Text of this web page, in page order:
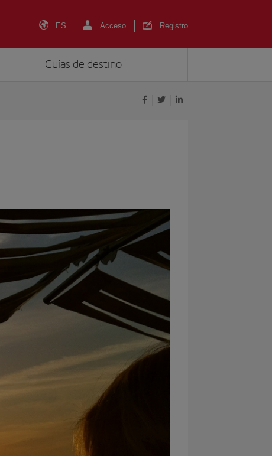
ES Acceso Registro
Guías de destino